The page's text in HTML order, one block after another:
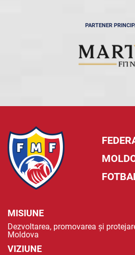
PARTENER
MISIUNE
Dezvoltarea, promovarea și
Moldova
VIZIUNE